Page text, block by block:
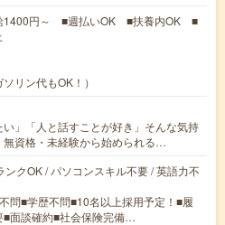
1400円～ ■週払いOK ■扶養内OK ■
リン代もOK！）
い」「人と話すことが好き」そんな気持
無資格・未経験から始められる…
ンクOK / パソコンスキル不要 / 英語力不
問■学歴不問■10名以上採用予定！■履
■面談確約■社会保険完備…